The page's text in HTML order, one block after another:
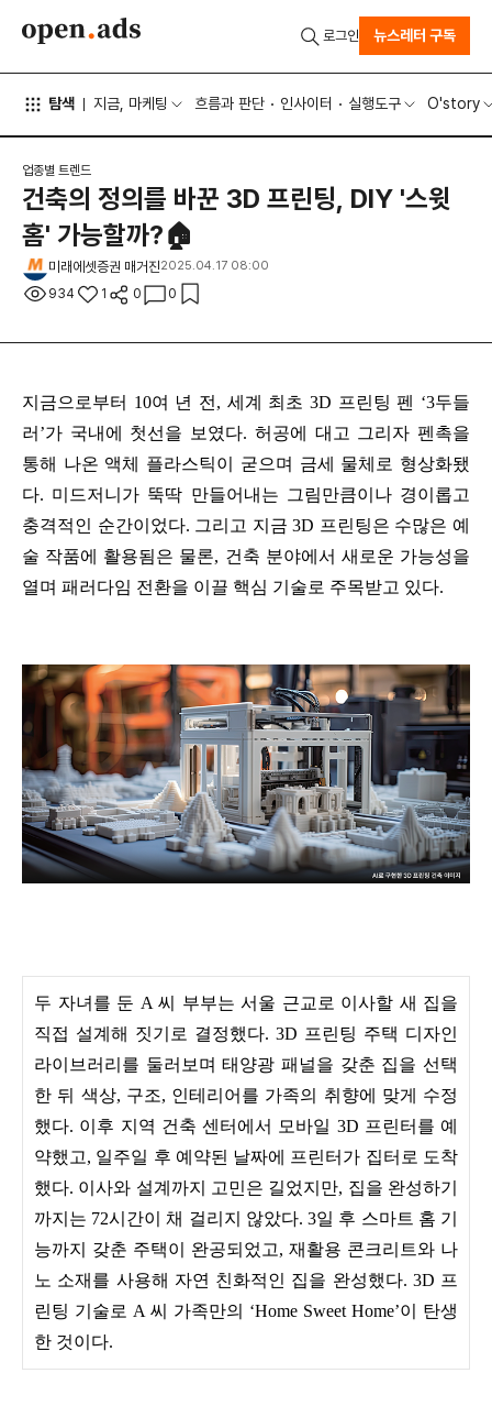
탐색 지금, 마케팅 흐름과 판단 인사이터 실행도구 O'story
로그인 뉴스레터 구독
업종별 트렌드
건축의 정의를 바꾼 3D 프린팅, DIY '스윗
홈' 가능할까?🏠
미래에셋증권 매거진2025.04.17 08:00
934 1 0 0
지금으로부터 10여 년 전, 세계 최초 3D 프린팅 펜 ‘3두들
러’가 국내에 첫선을 보였다. 허공에 대고 그리자 펜촉을
통해 나온 액체 플라스틱이 굳으며 금세 물체로 형상화됐
다. 미드저니가 뚝딱 만들어내는 그림만큼이나 경이롭고
충격적인 순간이었다. 그리고 지금 3D 프린팅은 수많은 예
술 작품에 활용됨은 물론, 건축 분야에서 새로운 가능성을
열며 패러다임 전환을 이끌 핵심 기술로 주목받고 있다.
두 자녀를 둔 A 씨 부부는 서울 근교로 이사할 새 집을
직접 설계해 짓기로 결정했다. 3D 프린팅 주택 디자인
라이브러리를 둘러보며 태양광 패널을 갖춘 집을 선택
한 뒤 색상, 구조, 인테리어를 가족의 취향에 맞게 수정
했다. 이후 지역 건축 센터에서 모바일 3D 프린터를 예
약했고, 일주일 후 예약된 날짜에 프린터가 집터로 도착
했다. 이사와 설계까지 고민은 길었지만, 집을 완성하기
까지는 72시간이 채 걸리지 않았다. 3일 후 스마트 홈 기
능까지 갖춘 주택이 완공되었고, 재활용 콘크리트와 나
노 소재를 사용해 자연 친화적인 집을 완성했다. 3D 프
린팅 기술로 A 씨 가족만의 ‘Home Sweet Home’이 탄생
한 것이다.